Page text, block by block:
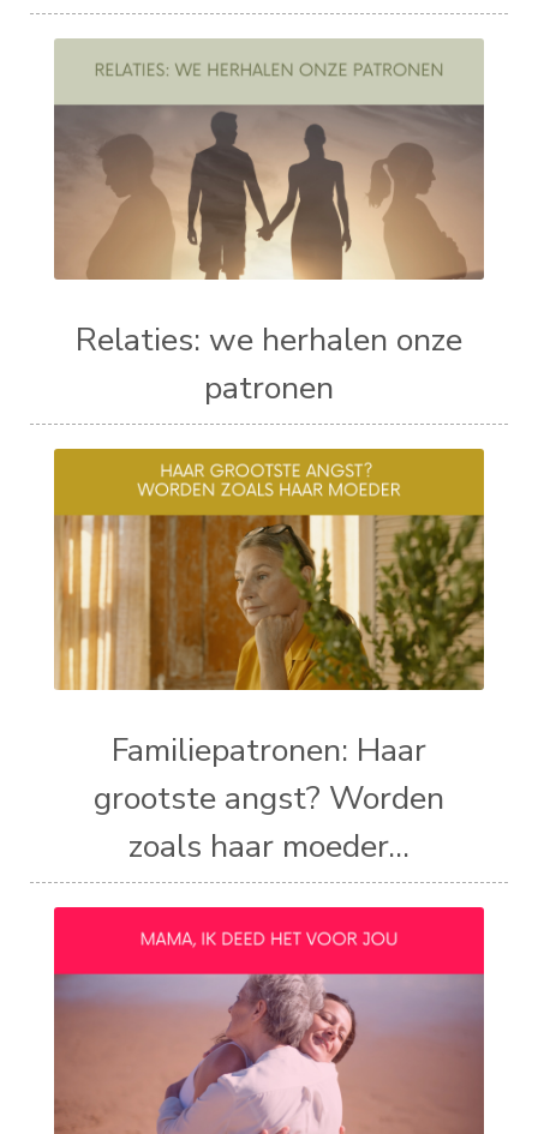
Relaties: we herhalen onze
patronen
Familiepatronen: Haar
grootste angst? Worden
zoals haar moeder...